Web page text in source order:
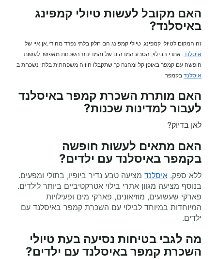
האם מקובל לעשות טיולי קמפינג
באיסלנד?
זה המקום לטיולי קמפינג. טיולי קמפינג הם חלק בלתי נפרד מה די.אן.איי של
איסלנד. אתרי הבילוי, הטבע המדהים של והמדינות השכנות מאפשר לעשות
חופשה עם קמפר באופן קל ומהנה כך שתקבלו חוויה משפחתית בלתי נשכחת ב
איסלנד בקמפר
האם מותרת השכרת קמפר באיסלנד
לעבור למדינות שכנות?
לאן בדיוק?
האם מתאים לעשות חופשה
בקמפר באיסלנד עם ילדים?
ללא ספק. איסלנד מציעה טבע נדיר ביופיו, בתולי ומפעים.
בנוסף מציעה מגוון אתרי בילוי אטרקטיביים ביותר לילדים.
פארקי שעשועים, מוזיאונים, פארקי מים ופעילויות
המיוחדות במיוחד לבילוי עם השכרת קמפר באיסלנד עם
ילדים.
מה לגבי בטיחות נסיעה בעת טיולי
השכרת קמפר באיסלנד עם ילדים?